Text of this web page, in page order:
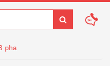
pha